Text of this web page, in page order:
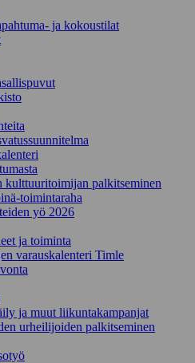
ja kokoustilat
kulttuuritoimijan palkitseminen
toimintaraha
yö 2026
ja toiminta
varauskalenteri Timle
ja muut liikuntakampanjat
urheilijoiden palkitseminen